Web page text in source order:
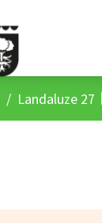
/ Landaluze 27